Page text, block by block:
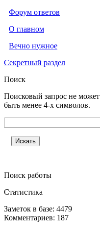
Форум ответов
О главном
Вечно нужное
Секретный раздел
Поиск
Поисковый запрос не может
быть менее 4-х символов.
Поиск работы
Статистика
Заметок в базе: 4479
Комментариев: 187